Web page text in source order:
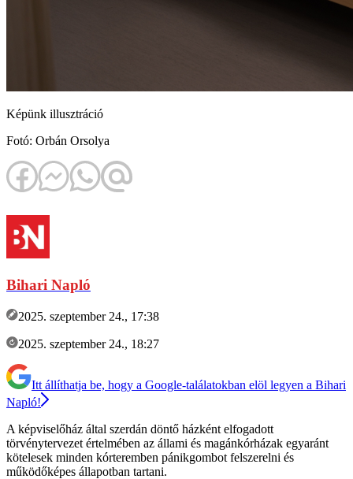
Képünk illusztráció
Fotó: Orbán Orsolya
Bihari Napló
2025. szeptember 24., 17:38
2025. szeptember 24., 18:27
Itt állíthatja be, hogy a Google-találatokban elöl legyen a Bihari
Napló!
A képviselőház által szerdán döntő házként elfogadott
törvénytervezet értelmében az állami és magánkórházak egyaránt
kötelesek minden kórteremben pánikgombot felszerelni és
működőképes állapotban tartani.